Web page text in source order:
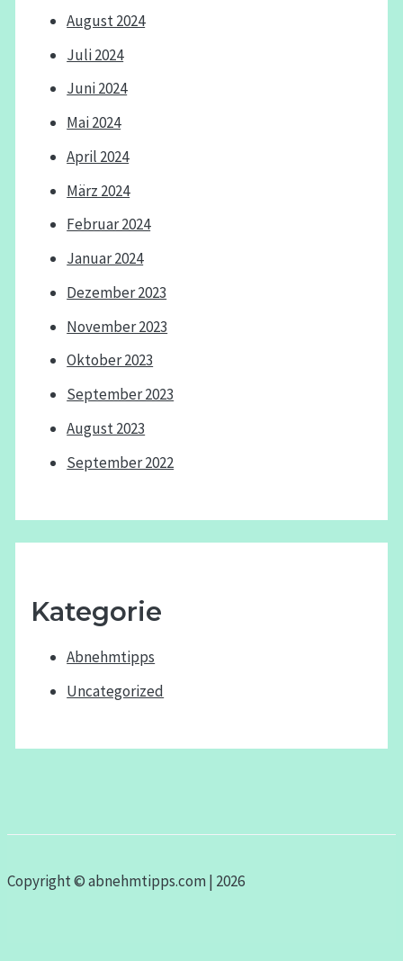
August 2024
Juli 2024
Juni 2024
Mai 2024
April 2024
März 2024
Februar 2024
Januar 2024
Dezember 2023
November 2023
Oktober 2023
September 2023
August 2023
September 2022
Kategorie
Abnehmtipps
Uncategorized
Copyright © abnehmtipps.com | 2026